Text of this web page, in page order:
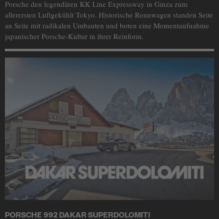
Porsche den legendären KK Line Expressway in Ginza zum
allerersten Luftgekühlt Tokyo. Historische Rennwagen standen Seite
an Seite mit radikalen Umbauten und boten eine Momentaufnahme
japanischer Porsche-Kultur in ihrer Reinform.
PORSCHE 992 DAKAR SUPERDOLOMITI